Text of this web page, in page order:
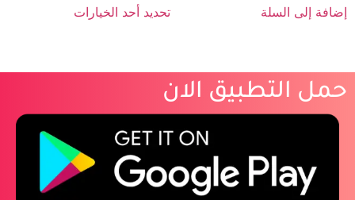
إضافة إلى السلة تحديد أحد الخيارات
حمل التطبيق الان